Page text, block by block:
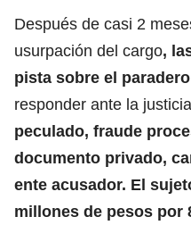
Después de casi 2
usurpación del cargo,
pista sobre el
responder ante la
peculado, fraude
documento privado,
ente acusador. El
millones de pesos por